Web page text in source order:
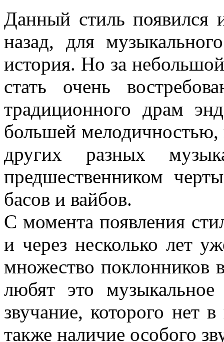
Данный стиль появился
назад, для
история. Но за
стать очень
традиционного драм
большей мелодичностью,
других разных
предшественником
басов и вайбов.
С момента появления
и через несколько лет
множество поклонников
любят это музыкальное
звучание, которого нет
также наличие особого